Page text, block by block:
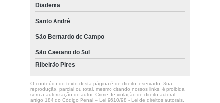
Diadema
Santo André
São Bernardo do Campo
São Caetano do Sul
Ribeirão Pires
O conteúdo do texto desta página é de direito reservado. Sua
reprodução, parcial ou total, mesmo citando nossos links, é proibida
sem a autorização do autor. Crime de violação de direito autoral –
artigo 184 do Código Penal – Lei 9610/98 - Lei de direitos autorais.